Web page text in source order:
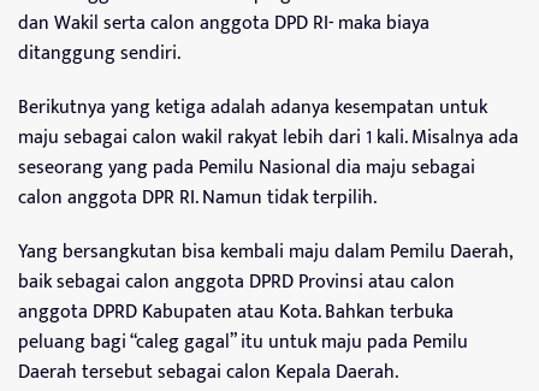
dan Wakil serta calon anggota DPD RI- maka biaya
ditanggung sendiri.
Berikutnya yang ketiga adalah adanya kesempatan untuk
maju sebagai calon wakil rakyat lebih dari 1 kali. Misalnya ada
seseorang yang pada Pemilu Nasional dia maju sebagai
calon anggota DPR RI. Namun tidak terpilih.
Yang bersangkutan bisa kembali maju dalam Pemilu Daerah,
baik sebagai calon anggota DPRD Provinsi atau calon
anggota DPRD Kabupaten atau Kota. Bahkan terbuka
peluang bagi “caleg gagal” itu untuk maju pada Pemilu
Daerah tersebut sebagai calon Kepala Daerah.